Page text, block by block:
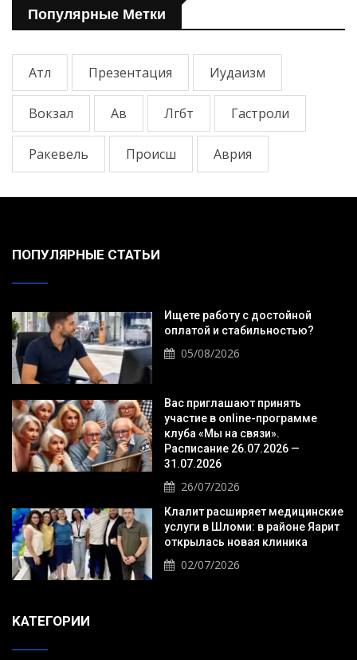
Популярные Метки
Атл Презентация Иудаизм
Вокзал Ав Лгбт Гастроли
Ракевель Происш Аврия
ПОПУЛЯРНЫЕ СТАТЬИ
Ищете работу с достойной
оплатой и стабильностью?
05/08/2026
Вас приглашают принять
участие в online-программе
клуба «Мы на связи».
Расписание 26.07.2026 —
31.07.2026
26/07/2026
Клалит расширяет медицинские
услуги в Шломи: в районе Яарит
открылась новая клиника
02/07/2026
KАТЕГОРИИ